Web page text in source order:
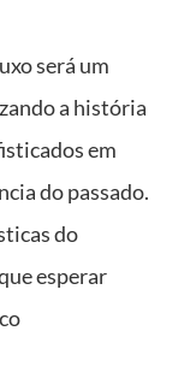
será um
a história
em
do passado.
do
esperar